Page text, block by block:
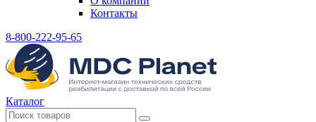
Контакты
8-800-222-95-65
Каталог